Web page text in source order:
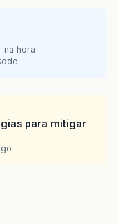
na hora
para mitigar